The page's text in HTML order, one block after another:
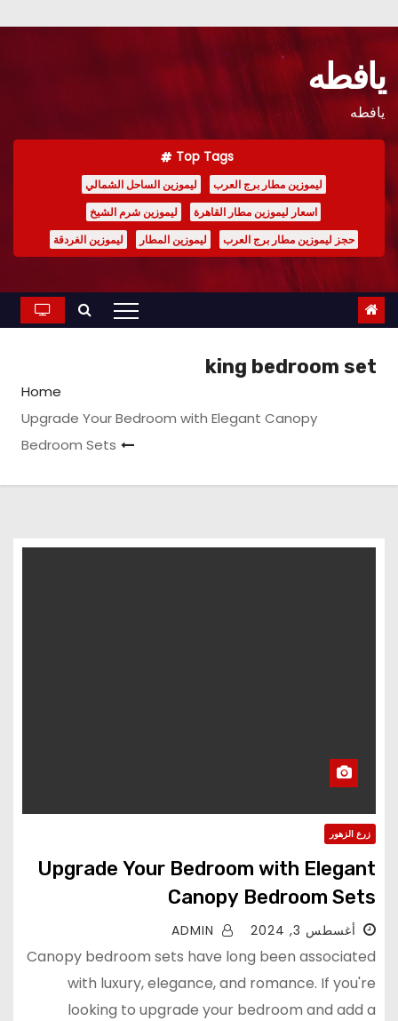
Skip
content
يافطه
يافطه
Top Tags
ليموزين مطار برج العرب
ليموزين الساحل الشمالي
اسعار ليموزين مطار القاهرة
ليموزين شرم الشيخ
حجز ليموزين مطار برج العرب
ليموزين المطار ليموزين الغردقة
king bedroom set
Home
Upgrade Your Bedroom with Elegant Canopy
Bedroom Sets
زرع الزهور
Upgrade Your Bedroom with Elegant
Canopy Bedroom Sets
أغسطس 3, 2024
Canopy bedroom sets have long been associated
with luxury, elegance, and romance. If you're
looking to upgrade your bedroom and add a